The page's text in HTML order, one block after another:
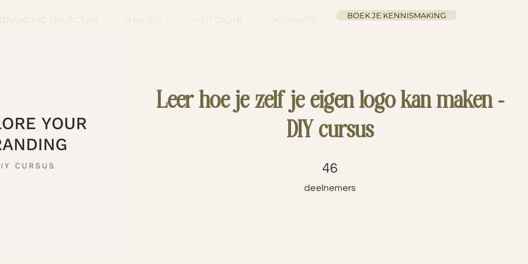
BRANDING TRAJECTEN WEBSITE OVER CELINE INSPIRATIE BOEK JE KENNISMAKING
Leer hoe je zelf je eigen logo kan maken -
DIY cursus
46
deelnemers
46 deelnemers